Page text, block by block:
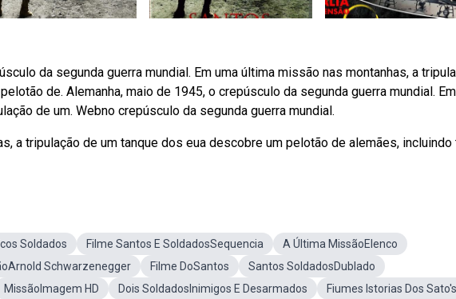
da segunda guerra mundial. Em uma última missão nas montanhas, a
de. Alemanha, maio de 1945, o crepúsculo da segunda guerra mundial.
de um. Webno crepúsculo da segunda guerra mundial.
a tripulação de um tanque dos eua descobre um pelotão de alemães, incluindo
Soldados Filme Santos E SoldadosSequencia
A Última MissãoElenco
Schwarzenegger Filme DoSantos
Santos SoldadosDublado
MissãoImagem HD Dois SoldadosInimigos E Desarmados
Fiumes Istorias Dos Sato's